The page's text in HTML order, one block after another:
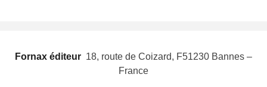
Fornax éditeur  18, route de Coizard, F51230 Bannes –
France